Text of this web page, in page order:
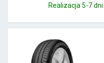
Realizacja 5-7 dni